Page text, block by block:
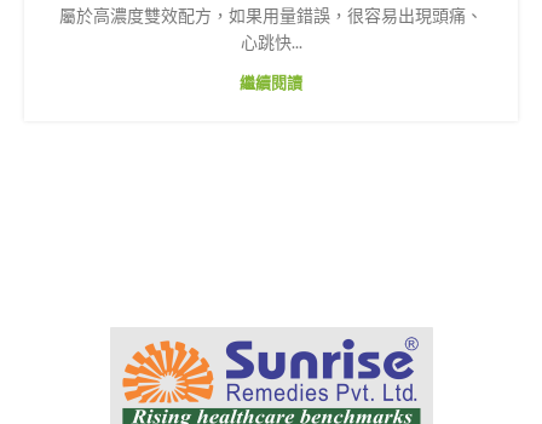
屬於高濃度雙效配方，如果用量錯誤，很容易出現頭痛、
心跳快...
繼續閱讀